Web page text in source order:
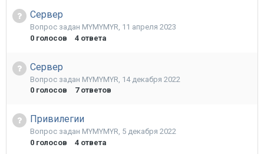
Сервер
Вопрос задан MYMYMYR, 11 апреля 2023
0 голосов 4 ответа
Сервер
Вопрос задан MYMYMYR 14 декабря 2022
0 голосов 7 ответов
Привилегии
Вопрос задан MYMYMYR, 5 декабря 2022
0 голосов 4 ответа